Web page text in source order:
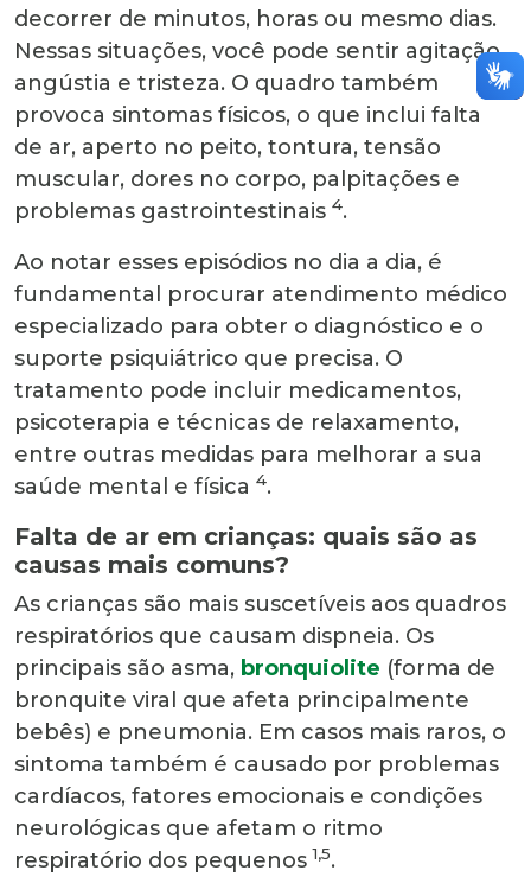
decorrer de minutos, horas ou mesmo dias.
Nessas situações, você pode sentir agitação,
angústia e tristeza. O quadro também
provoca sintomas físicos, o que inclui falta
de ar, aperto no peito, tontura, tensão
muscular, dores no corpo, palpitações e
problemas gastrointestinais 4.
Ao notar esses episódios no dia a dia, é
fundamental procurar atendimento médico
especializado para obter o diagnóstico e o
suporte psiquiátrico que precisa. O
tratamento pode incluir medicamentos,
psicoterapia e técnicas de relaxamento,
entre outras medidas para melhorar a sua
saúde mental e física 4.
Falta de ar em crianças: quais são as
causas mais comuns?
As crianças são mais suscetíveis aos quadros
respiratórios que causam dispneia. Os
principais são asma, bronquiolite (forma de
bronquite viral que afeta principalmente
bebês) e pneumonia. Em casos mais raros, o
sintoma também é causado por problemas
cardíacos, fatores emocionais e condições
neurológicas que afetam o ritmo
respiratório dos pequenos 1,5.